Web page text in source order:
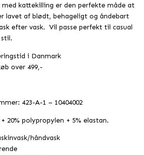
med kattekilling er den perfekte måde at
lavet af blødt, behageligt og åndebart
efter vask. Vil passe perfekt til casual
i Danmark
over 499,-
423-A-1 – 10404002
20% polypropylen + 5% elastan.
håndvask